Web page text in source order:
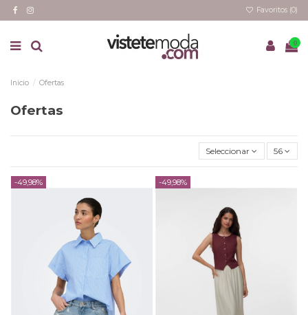
Favoritos (0)
0
Inicio Ofertas
Ofertas
Seleccionar 56
-49,98% -49,98%